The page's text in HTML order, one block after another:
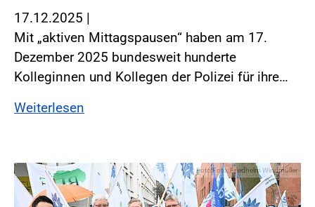
17.12.2025 |
Mit „aktiven Mittagspausen“ haben am 17.
Dezember 2025 bundesweit hunderte
Kolleginnen und Kollegen der Polizei für ihre…
Weiterlesen
Foto:Foto: Friedhelm Windmüller